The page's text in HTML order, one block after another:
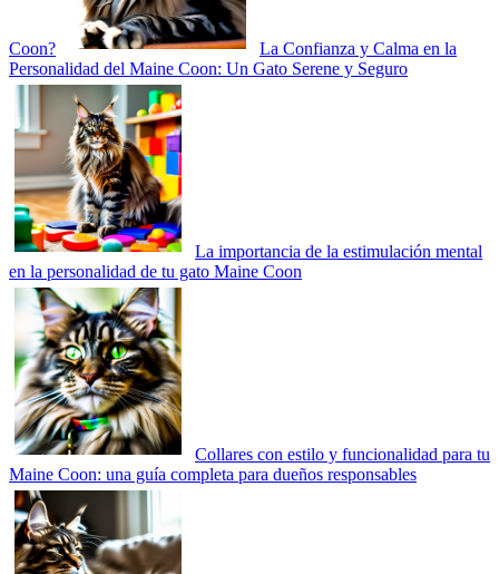
Coon?
La Confianza y Calma en la
Personalidad del Maine Coon: Un Gato Serene y Seguro
La importancia de la estimulación mental
en la personalidad de tu gato Maine Coon
Collares con estilo y funcionalidad para tu
Maine Coon: una guía completa para dueños responsables